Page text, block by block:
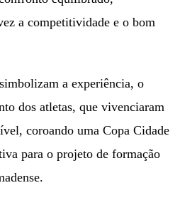
a competitividade e o bom
a experiência, o
dos atletas, que vivenciaram
coroando uma Copa Cidade
para o projeto de formação